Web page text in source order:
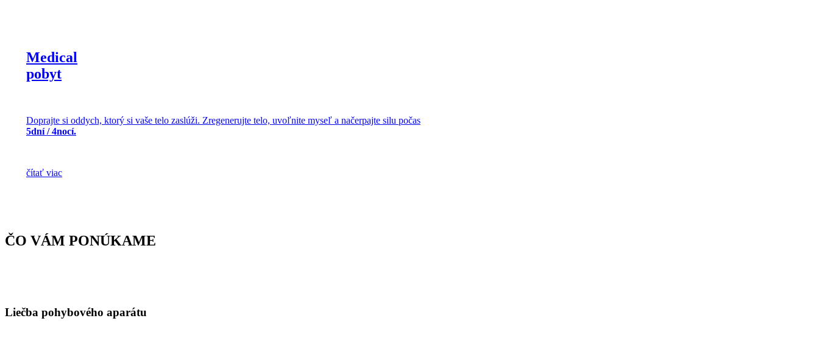
Medical
pobyt
Doprajte si oddych, ktorý si vaše telo zaslúži. Zregenerujte telo, uvoľnite myseľ a načerpajte silu počas
5dní / 4nocí.
čítať viac
ČO VÁM PONÚKAME
Liečba pohybového aparátu